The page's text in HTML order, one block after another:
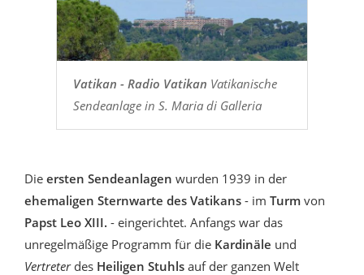
Vatikan - Radio Vatikan Vatikanische
Sendeanlage in S. Maria di Galleria
Die ersten Sendeanlagen wurden 1939 in der
ehemaligen Sternwarte des Vatikans - im Turm von
Papst Leo XIII. - eingerichtet. Anfangs war das
unregelmäßige Programm für die Kardinäle und
Vertreterdes Heiligen Stuhls auf der ganzen Welt